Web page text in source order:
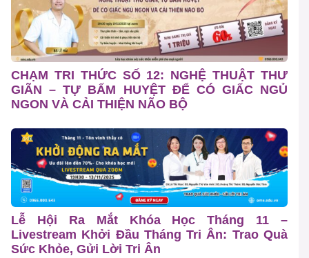
CHẠM TRI THỨC SỐ 12: NGHỆ THUẬT THƯ
GIÃN – TỰ BẤM HUYỆT ĐỂ CÓ GIẤC NGỦ
NGON VÀ CẢI THIỆN NÃO BỘ
Lễ Hội Ra Mắt Khóa Học Tháng 11 –
Livestream Khởi Đầu Tháng Tri Ân: Trao Quà
Sức Khỏe, Gửi Lời Tri Ân